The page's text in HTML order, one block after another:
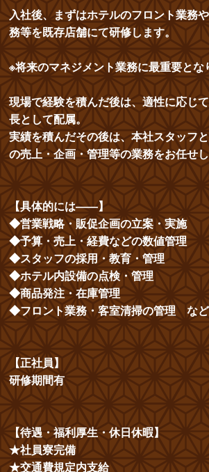
入社後、まずはホテルのフロント業務
務等を既存店舗にて研修します。
※将来のマネジメント業務に最重要とな
現場で経験を積んだ後は、適性に応じ
長として配属。
実績を積んだその後は、本社スタッフ
の売上・企画・管理等の業務をお任せし
【具体的には――】
◆営業戦略・販促企画の立案・実施
◆予算・売上・経費などの数値管理
◆スタッフの採用・教育・管理
◆ホテル内設備の点検・管理
◆商品発注・在庫管理
◆フロント業務・客室清掃の管理 など
【正社員】
研修期間有
【待遇・福利厚生・休日休暇】
★社員寮完備
★交通費規定内支給